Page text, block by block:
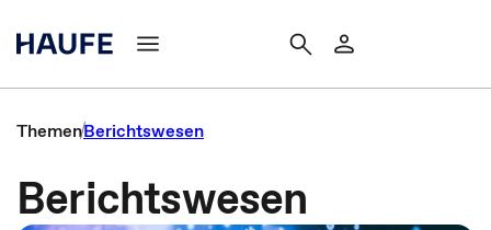
ThemenBerichtswesen
Berichtswesen